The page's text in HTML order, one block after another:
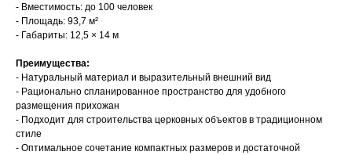
- Вместимость: до 100 человек
- Площадь: 93,7 м²
- Габариты: 12,5 × 14 м
Преимущества:
- Натуральный материал и выразительный внешний вид
- Рационально спланированное пространство для удобного
размещения прихожан
- Подходит для строительства церковных объектов в традиционном
стиле
- Оптимальное сочетание компактных размеров и достаточной